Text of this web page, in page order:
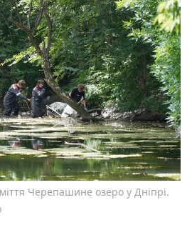
Черепашине озеро у Дніпрі.